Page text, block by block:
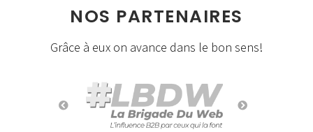
NOS PARTENAIRES
Grâce à eux on avance dans le bon sens!